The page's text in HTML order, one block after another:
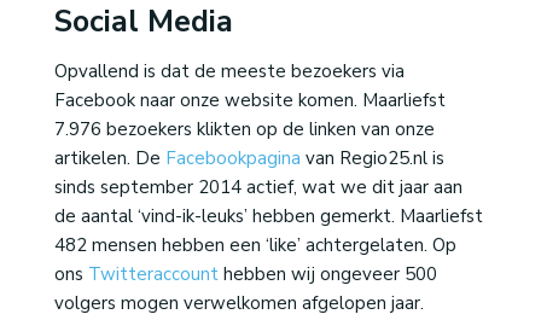
Social Media
Opvallend is dat de meeste bezoekers via
Facebook naar onze website komen. Maarliefst
7.976 bezoekers klikten op de linken van onze
artikelen. De Facebookpagina van Regio25.nl is
sinds september 2014 actief, wat we dit jaar aan
de aantal ‘vind-ik-leuks’ hebben gemerkt. Maarliefst
482 mensen hebben een ‘like’ achtergelaten. Op
ons Twitteraccounthebben wij ongeveer 500
volgers mogen verwelkomen afgelopen jaar.